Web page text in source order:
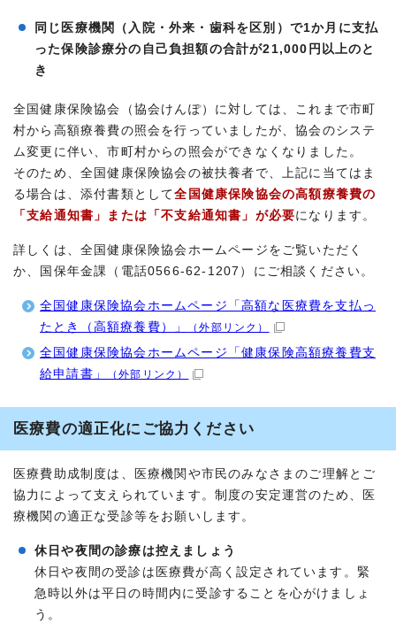
同じ医療機関（入院・外来・歯科を区別）で1か月に支払
った保険診療分の自己負担額の合計が21,000円以上のと
き
全国健康保険協会（協会けんぽ）に対しては、これまで市町
村から高額療養費の照会を行っていましたが、協会のシステ
ム変更に伴い、市町村からの照会ができなくなりました。
そのため、全国健康保険協会の被扶養者で、上記に当てはま
る場合は、添付書類として全国健康保険協会の高額療養費の
「支給通知書」または「不支給通知書」が必要になります。
詳しくは、全国健康保険協会ホームページをご覧いただく
か、国保年金課（電話0566-62-1207）にご相談ください。
全国健康保険協会ホームページ「高額な医療費を支払っ
たとき（高額療養費）」
（外部リンク）
全国健康保険協会ホームページ「健康保険高額療養費支
給申請書」
（外部リンク）
医療費の適正化にご協力ください
医療費助成制度は、医療機関や市民のみなさまのご理解とご
協力によって支えられています。制度の安定運営のため、医
療機関の適正な受診等をお願いします。
休日や夜間の診療は控えましょう
休日や夜間の受診は医療費が高く設定されています。緊
急時以外は平日の時間内に受診することを心がけましょ
う。